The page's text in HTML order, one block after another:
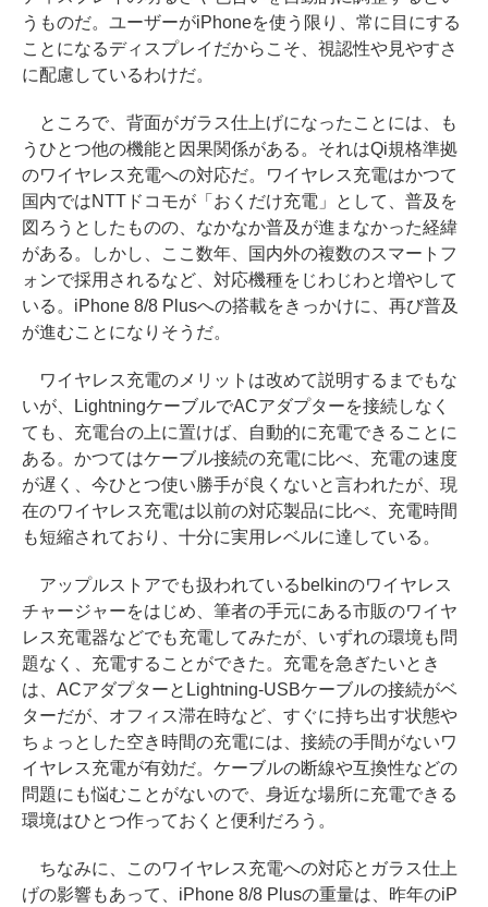
うものだ。ユーザーがiPhoneを使う限り、常に目にする
ことになるディスプレイだからこそ、視認性や見やすさ
に配慮しているわけだ。
ところで、背面がガラス仕上げになったことには、も
うひとつ他の機能と因果関係がある。それはQi規格準拠
のワイヤレス充電への対応だ。ワイヤレス充電はかつて
国内ではNTTドコモが「おくだけ充電」として、普及を
図ろうとしたものの、なかなか普及が進まなかった経緯
がある。しかし、ここ数年、国内外の複数のスマートフ
ォンで採用されるなど、対応機種をじわじわと増やして
いる。iPhone 8/8 Plusへの搭載をきっかけに、再び普及
が進むことになりそうだ。
ワイヤレス充電のメリットは改めて説明するまでもな
いが、LightningケーブルでACアダプターを接続しなく
ても、充電台の上に置けば、自動的に充電できることに
ある。かつてはケーブル接続の充電に比べ、充電の速度
が遅く、今ひとつ使い勝手が良くないと言われたが、現
在のワイヤレス充電は以前の対応製品に比べ、充電時間
も短縮されており、十分に実用レベルに達している。
アップルストアでも扱われているbelkinのワイヤレス
チャージャーをはじめ、筆者の手元にある市販のワイヤ
レス充電器などでも充電してみたが、いずれの環境も問
題なく、充電することができた。充電を急ぎたいとき
は、ACアダプターとLightning-USBケーブルの接続がベ
ターだが、オフィス滞在時など、すぐに持ち出す状態や
ちょっとした空き時間の充電には、接続の手間がないワ
イヤレス充電が有効だ。ケーブルの断線や互換性などの
問題にも悩むことがないので、身近な場所に充電できる
環境はひとつ作っておくと便利だろう。
ちなみに、このワイヤレス充電への対応とガラス仕上
げの影響もあって、iPhone 8/8 Plusの重量は、昨年のiP